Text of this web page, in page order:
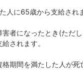
人に65歳から支給され
者になったとき(ただ
されます。
期間を満たした人が